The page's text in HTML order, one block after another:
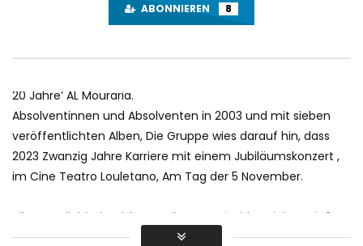
ABONNIEREN 8
20 Jahre’ AL Mouraria.
Absolventinnen und Absolventen in 2003 und mit sieben
veröffentlichten Alben, Die Gruppe wies darauf hin, dass
2023 Zwanzig Jahre Karriere mit einem Jubiläumskonzert ,
im Cine Teatro Louletano, Am Tag der 5 November.
Alle Naturliebhaber können diesen Freizeitbereich genießen:
https://www.facebook.com/AlMouraria/